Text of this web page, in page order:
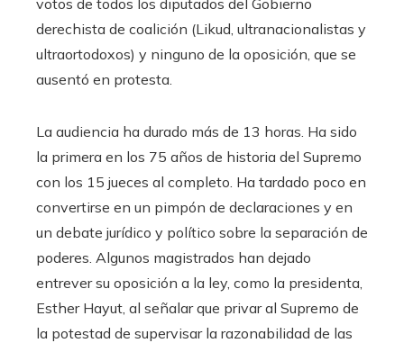
votos de todos los diputados del Gobierno
derechista de coalición (Likud, ultranacionalistas y
ultraortodoxos) y ninguno de la oposición, que se
ausentó en protesta.
La audiencia ha durado más de 13 horas. Ha sido
la primera en los 75 años de historia del Supremo
con los 15 jueces al completo. Ha tardado poco en
convertirse en un pimpón de declaraciones y en
un debate jurídico y político sobre la separación de
poderes. Algunos magistrados han dejado
entrever su oposición a la ley, como la presidenta,
Esther Hayut, al señalar que privar al Supremo de
la potestad de supervisar la razonabilidad de las